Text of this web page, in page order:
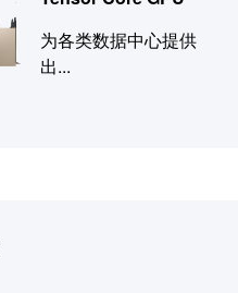
为各类数据中心提供
出...